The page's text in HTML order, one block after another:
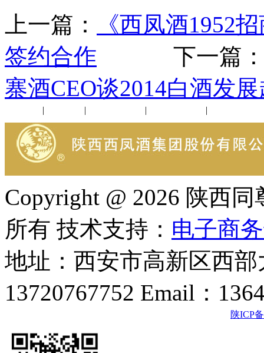
上一篇：
《西凤酒1952
签约合作 下一篇
寨酒CEO谈2014白酒发
| | | |
Copyright @ 2026 陕西
所有 技术支持： 电子商
地址：西安市高新区西
13720767752 Email：
陕ICP